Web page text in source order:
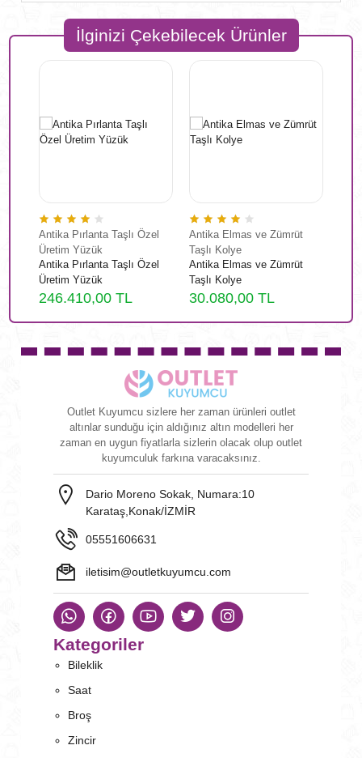
İlginizi Çekebilecek Ürünler
Antika Pırlanta Taşlı Özel
Üretim Yüzük
Antika Pırlanta Taşlı Özel
Üretim Yüzük
246.410,00 TL
Antika Elmas ve Zümrüt
Taşlı Kolye
Antika Elmas ve Zümrüt
Taşlı Kolye
30.080,00 TL
Outlet Kuyumcu sizlere her zaman ürünleri outlet
altınlar sunduğu için aldığınız altın modelleri her
zaman en uygun fiyatlarla sizlerin olacak olup outlet
kuyumculuk farkına varacaksınız.
Dario Moreno Sokak, Numara:10
Karataş,Konak/İZMİR
05551606631
iletisim@outletkuyumcu.com
Kategoriler
Bileklik
Saat
Broş
Zincir